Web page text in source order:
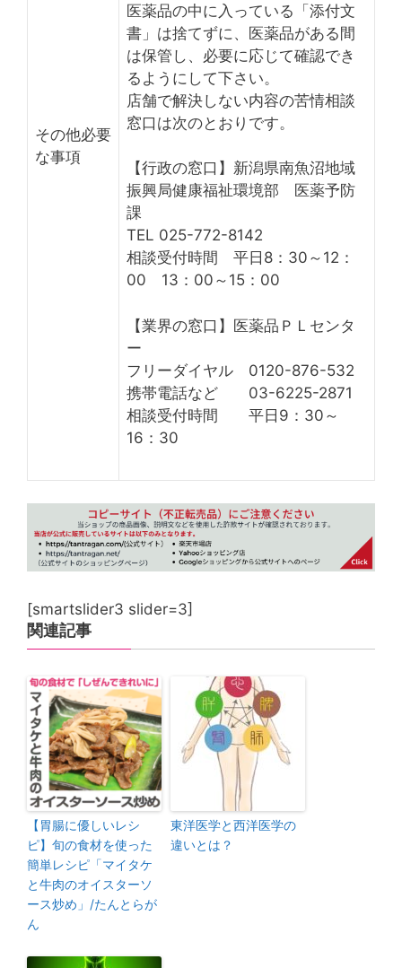
その他必要
な事項
医薬品の中に入っている「添付文
書」は捨てずに、医薬品がある間
は保管し、必要に応じて確認でき
るようにして下さい。
店舗で解決しない内容の苦情相談
窓口は次のとおりです。
【行政の窓口】新潟県南魚沼地域
振興局健康福祉環境部 医薬予防
課
TEL 025-772-8142
相談受付時間 平日8：30～12：
00 13：00～15：00
【業界の窓口】医薬品ＰＬセンタ
ー
フリーダイヤル 0120-876-532
携帯電話など 03-6225-2871
相談受付時間 平日9：30～
16：30
[smartslider3 slider=3]
関連記事
【胃腸に優しいレシ
ピ】旬の食材を使った
簡単レシピ「マイタケ
と牛肉のオイスターソ
ース炒め」/たんとらが
ん
東洋医学と西洋医学の
違いとは？